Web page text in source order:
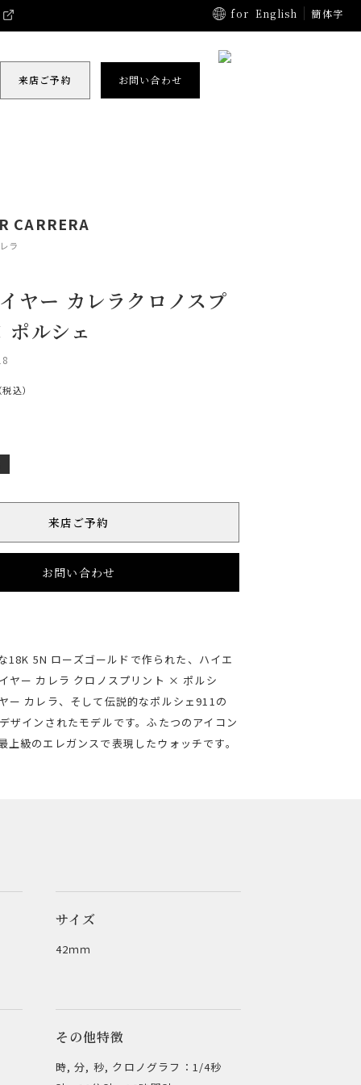
for English 簡体字
来店ご予約 お問い合わせ
CARRERA
ラ
ヤー カレラクロノスプ
ルシェ
（税込）
来店ご予約
お問い合わせ
18K 5N ローズゴールドで作られた、ハイエ
ヤー カレラ クロノスプリント × ポルシ
ー カレラ、そして伝説的なポルシェ911の
ザインされたモデルです。ふたつのアイコン
上級のエレガンスで表現したウォッチです。
サイズ
42ｍｍ
その他特徴
時, 分, 秒, クロノグラフ：1/4秒